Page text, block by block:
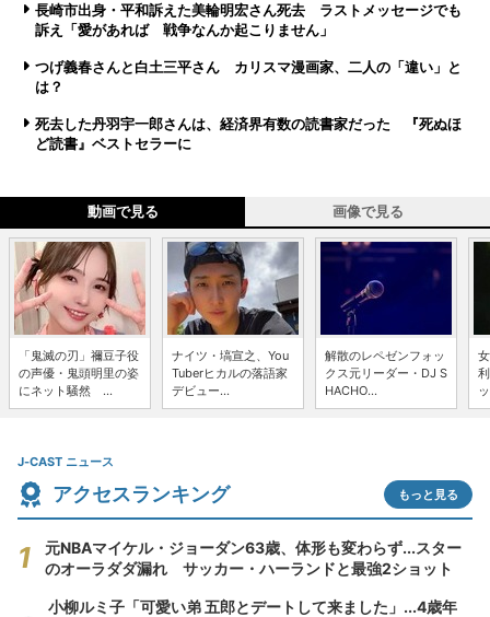
長崎市出身・平和訴えた美輪明宏さん死去 ラストメッセージでも
訴え「愛があれば 戦争なんか起こりません」
つげ義春さんと白土三平さん カリスマ漫画家、二人の「違い」と
は？
死去した丹羽宇一郎さんは、経済界有数の読書家だった 『死ぬほ
ど読書』ベストセラーに
動画で見る 画像で見る
「鬼滅の刃」禰豆子役
の声優・鬼頭明里の姿
にネット騒然 ...
ナイツ・塙宣之、You
Tuberヒカルの落語家
デビュー...
解散のレペゼンフォッ
クス元リーダー・DJ S
HACHO...
J-CAST ニュース
アクセスランキング もっと見る
元NBAマイケル・ジョーダン63歳、体形も変わらず...スター
のオーラダダ漏れ サッカー・ハーランドと最強2ショット
小柳ルミ子「可愛い弟 五郎とデートして来ました」...4歳年